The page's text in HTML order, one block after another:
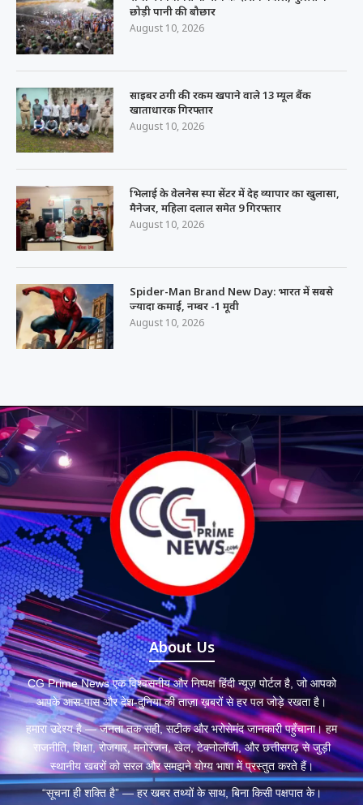
छोड़ी पानी की बौछार
August 10, 2026
साइबर ठगी की रकम खपाने वाले 13 म्यूल बैंक
खाताधारक गिरफ्तार
August 10, 2026
भिलाई के वेलनेस स्पा सेंटर में देह व्यापार का खुलासा,
मैनेजर, महिला दलाल समेत 9 गिरफ्तार
August 10, 2026
Spider-Man Brand New Day: भारत में सबसे
ज्यादा कमाई, नम्बर -1 मूवी
August 10, 2026
About Us
CG Prime News एक विश्वसनीय और निष्पक्ष हिंदी न्यूज़ पोर्टल है, जो आपको
आपके आस-पास और देश-दुनिया की ताज़ा ख़बरों से हर पल जोड़े रखता है।
हमारा उद्देश्य है — जनता तक सही, सटीक और भरोसेमंद जानकारी पहुँचाना। हम
राजनीति, शिक्षा, रोजगार, मनोरंजन, खेल, टेक्नोलॉजी, और छत्तीसगढ़ से जुड़ी
स्थानीय खबरों को सरल और समझने योग्य भाषा में प्रस्तुत करते हैं।
“सूचना ही शक्ति है” — हर खबर तथ्यों के साथ, बिना किसी पक्षपात के।